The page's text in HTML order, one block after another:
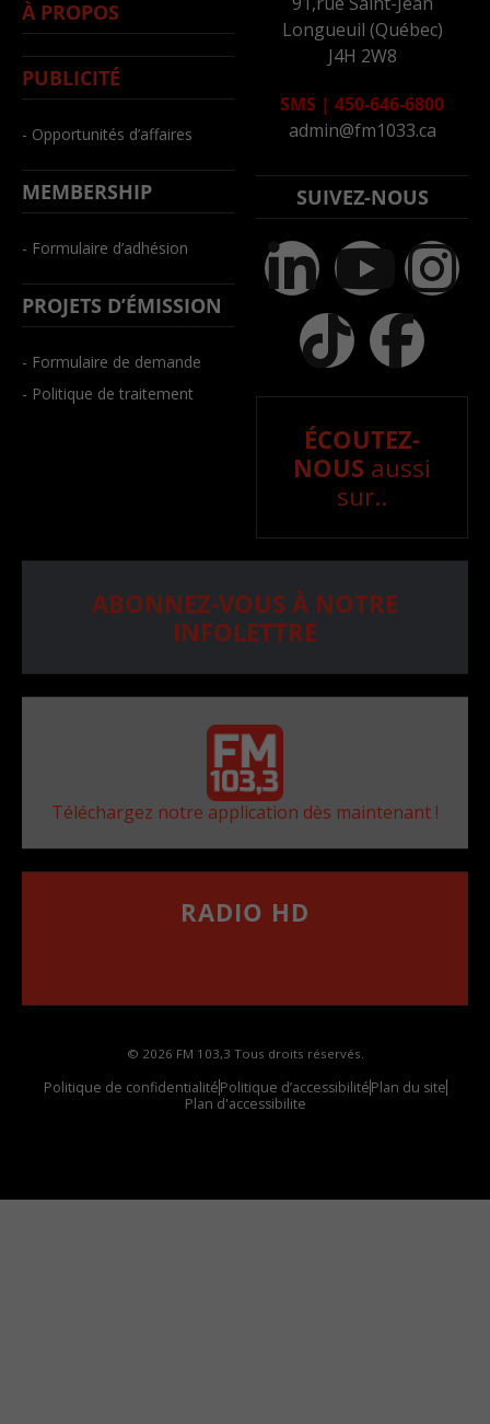
À PROPOS
PUBLICITÉ
- Opportunités d’affaires
MEMBERSHIP
- Formulaire d’adhésion
PROJETS D’ÉMISSION
- Formulaire de demande
- Politique de traitement
Longueuil (Québec)
J4H 2W8
SMS | 450-646-6800
admin@fm1033.ca
SUIVEZ-NOUS
ÉCOUTEZ-
NOUS aussi
sur..
ABONNEZ-VOUS À NOTRE
INFOLETTRE
Téléchargez notre application dès maintenant !
RADIO HD
© 2026 FM 103,3 Tous droits réservés.
Politique de confidentialitéPolitique d’accessibilitéPlan du site
Plan d'accessibilite